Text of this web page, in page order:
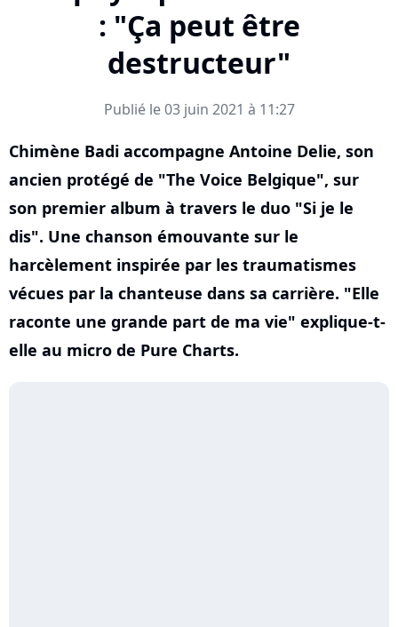
: "Ça peut être
destructeur"
Publié le 03 juin 2021 à 11:27
Chimène Badi accompagne Antoine Delie, son
ancien protégé de "The Voice Belgique", sur
son premier album à travers le duo "Si je le
dis". Une chanson émouvante sur le
harcèlement inspirée par les traumatismes
vécues par la chanteuse dans sa carrière. "Elle
raconte une grande part de ma vie" explique-t-
elle au micro de Pure Charts.